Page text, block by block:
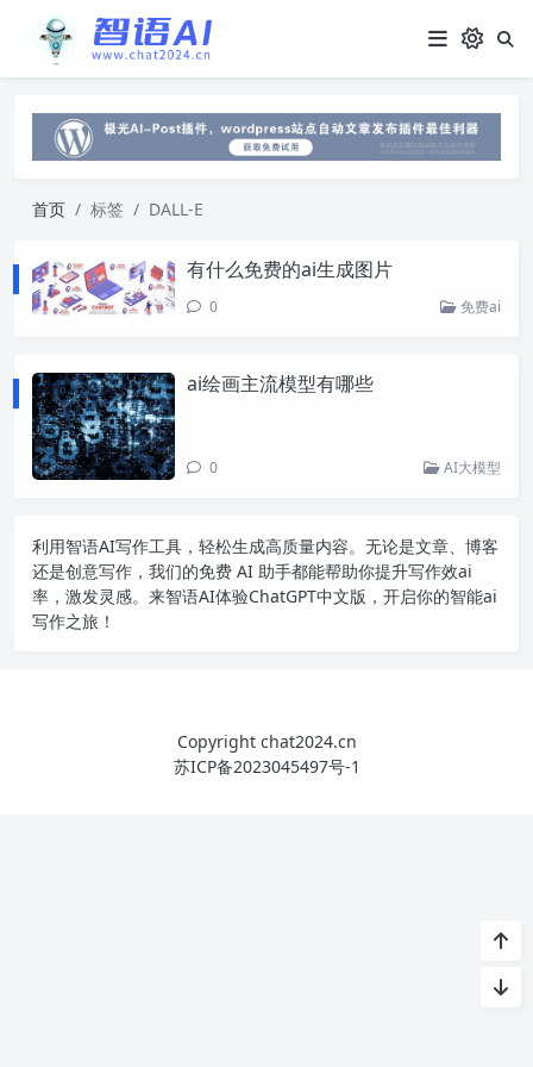
首页 标签 DALL-E
有什么免费的ai生成图片
0 免费ai
ai绘画主流模型有哪些
0 AI大模型
利用智语AI写作工具，轻松生成高质量内容。无论是文章、博客
还是创意写作，我们的免费 AI 助手都能帮助你提升写作效ai
率，激发灵感。来智语AI体验ChatGPT中文版 ，开启你的智能ai
写作之旅！
Copyright chat2024.cn
苏ICP备2023045497号-1